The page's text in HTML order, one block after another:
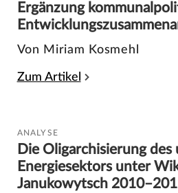
Ergänzung
Von Miriam Kosmehl
Zum Artikel
ANALYSE
Die Oligarchisierung des
Energiesektors unter
Janukowytsch